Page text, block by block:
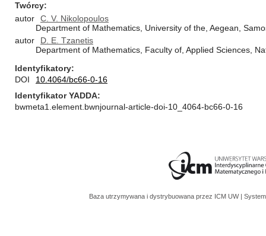
Twórcy
autor
C. V. Nikolopoulos
Department of Mathematics, University of the, Aegean,
autor
D. E. Tzanetis
Department of Mathematics, Faculty of, Applied Sciences,
Identyfikatory
DOI
10.4064/bc66-0-16
Identyfikator YADDA
bwmeta1.element.bwnjournal-article-doi-10_4064-bc66-0-16
Baza utrzymywana i dystrybuowana przez ICM UW |